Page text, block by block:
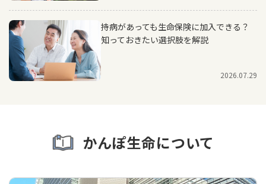
持病があっても生命保険に加入できる？
知っておきたい選択肢を解説
2026.07.29
かんぽ生命について